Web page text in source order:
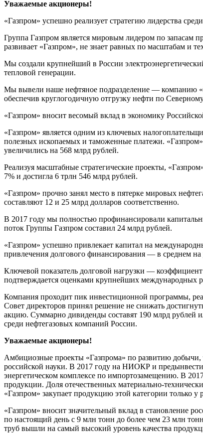
Уважаемые акционеры!
«Газпром» успешно реализует стратегию лидерства
Группа Газпром является мировым лидером по запасам
развивает «Газпром», не знает равных по масштабам и
Мы создали крупнейший в России
тепловой генерации.
Мы вывели наше нефтяное подразделение — компанию
обеспечив круглогодичную отгрузку нефти по
«Газпром» вносит весомый вклад в экономику
«Газпром» является одним из ключевых
полезных ископаемых и таможенные платежи.
увеличились на 568 млрд рублей.
Реализуя масштабные стратегические проекты,
7% и достигла 6 трлн 546 млрд рублей.
«Газпром» прочно занял место в пятерке мировых
составляют 12 и 25 млрд долларов соответственно.
В 2017 году мы полностью профинансировали
поток Группы Газпром составил 24 млрд рублей.
«Газпром» успешно привлекает капитал на
привлечения долгового финансирования — в среднем на
Ключевой показатель долговой нагрузки —
подтверждается оценками крупнейших международных
Компания проходит пик инвестиционной программы,
Совет директоров принял решение не снижать
акцию. Суммарно дивиденды составят 190 млрд рублей
среди нефтегазовых компаний России.
Уважаемые акционеры!
Амбициозные проекты «Газпрома» по развитию добычи,
российской науки. В 2017 году на НИОКР и
энергетическом комплексе по импортозамещению. В
продукции. Доля отечественных материально-
«Газпром» закупает продукцию этой категории только у
«Газпром» вносит значительный вклад в становление
по настоящий день с 9 млн тонн до более чем 23 млн
труб вышли на самый высокий уровень качества